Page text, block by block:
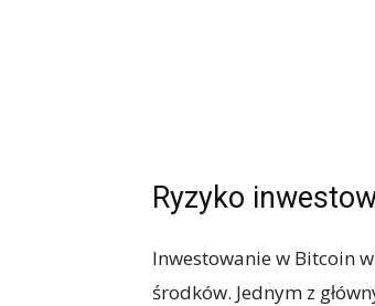
Ryzyko
Inwestowanie w Bitcoin
środków. Jednym z